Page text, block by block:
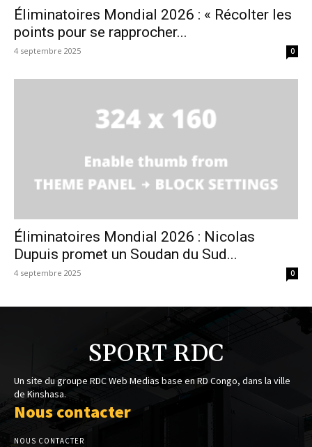
Éliminatoires Mondial 2026 : « Récolter les
points pour se rapprocher...
4 septembre 2025 0
Éliminatoires Mondial 2026 : Nicolas
Dupuis promet un Soudan du Sud...
4 septembre 2025 0
SPORT RDC
Un site du groupe RDC Web Medias base en RD Congo, dans la ville
de Kinshasa.
Nous contacter
NOUS CONTACTER